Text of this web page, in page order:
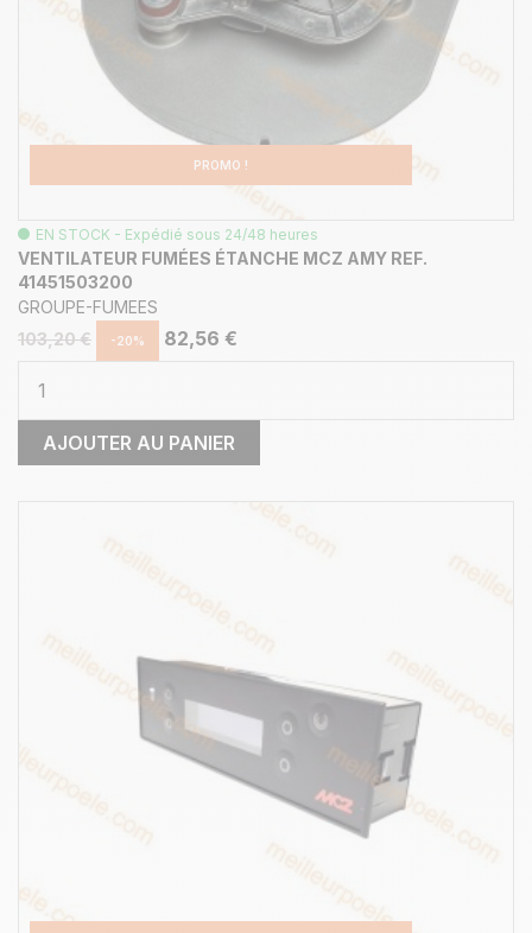
PROMO !
EN STOCK - Expédié sous 24/48 heures
VENTILATEUR FUMÉES ÉTANCHE MCZ AMY REF.
41451503200
GROUPE-FUMEES
103,20 €
-20% 82,56 €
AJOUTER AU PANIER